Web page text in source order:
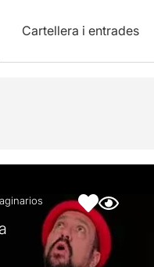
Cartellera i entrades